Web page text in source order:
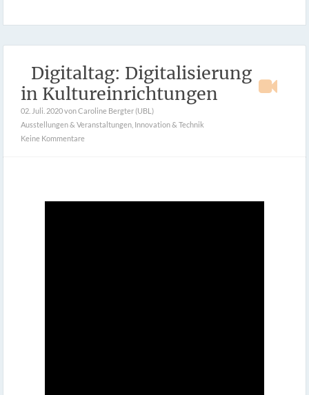
Digitaltag: Digitalisierung
in Kultureinrichtungen
02. Juli. 2020von Caroline Bergter (UBL)
Ausstellungen & Veranstaltungen Innovation & Technik
Keine Kommentare